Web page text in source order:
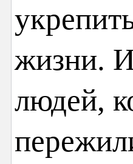
жизни.
людей,